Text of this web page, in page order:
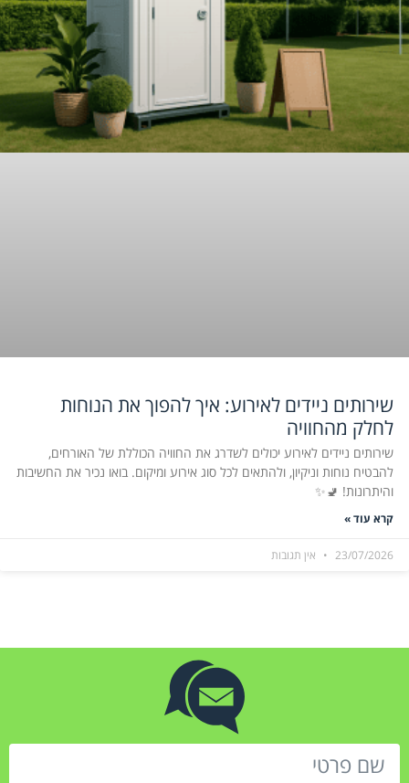
שירותים ניידים לאירוע: איך להפוך את הנוחות
לחלק מהחוויה
שירותים ניידים לאירוע יכולים לשדרג את החוויה הכוללת של האורחים,
להבטיח נוחות וניקיון, ולהתאים לכל סוג אירוע ומיקום. בואו נכיר את החשיבות
והיתרונות! 🚽✨
קרא עוד »
23/07/2026 אין תגובות